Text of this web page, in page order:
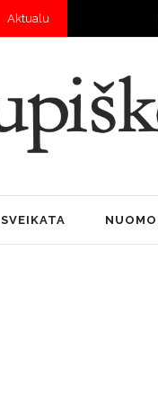
Aktualu
PRIE ELEVATORIŲ
SVEIKATA